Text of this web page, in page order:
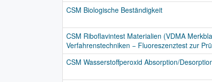
CSM Biologische Beständigkeit
CSM Riboflavintest Materialien (VDMA
Verfahrenstechniken − Fluoreszenztest zur
CSM Wasserstoffperoxid Absorption/